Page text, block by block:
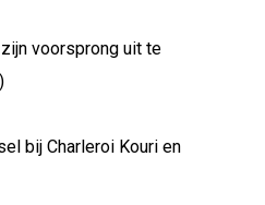
voorsprong uit te
bij Charleroi Kouri en